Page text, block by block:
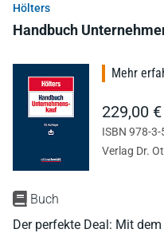
Hölters
Handbuch
Buch
Der perfekte Deal: Mit
Mehr
229,00 €
ISBN 978-
Verlag Dr.